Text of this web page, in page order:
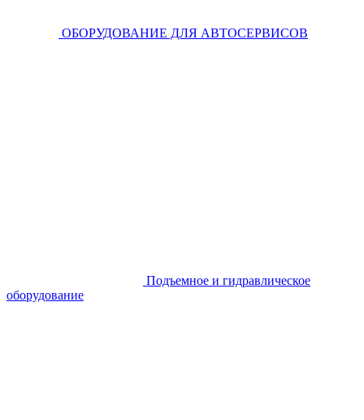
ОБОРУДОВАНИЕ ДЛЯ АВТОСЕРВИСОВ
Подъемное и гидравлическое
оборудование